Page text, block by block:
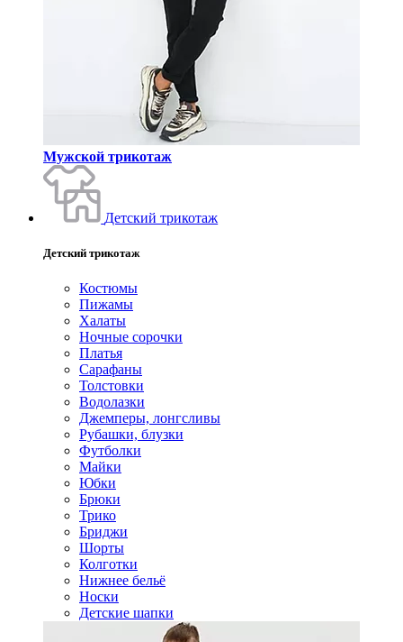
Мужской трикотаж
Детский трикотаж
Детский трикотаж
Костюмы
Пижамы
Халаты
Ночные сорочки
Платья
Сарафаны
Толстовки
Водолазки
Джемперы, лонгсливы
Рубашки, блузки
Футболки
Майки
Юбки
Брюки
Трико
Бриджи
Шорты
Колготки
Нижнее бельё
Носки
Детские шапки